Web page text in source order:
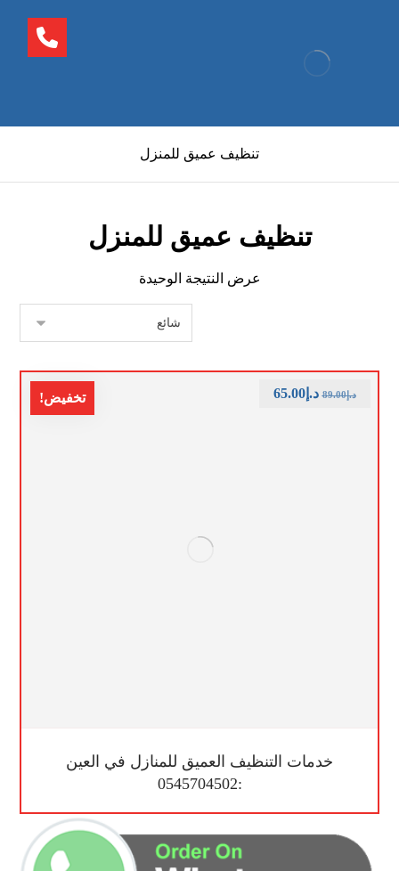
تنظيف عميق للمنزل
تنظيف عميق للمنزل
عرض النتيجة الوحيدة
تخفيض!
خدمات التنظيف العميق للمنازل في العين
:0545704502
د.إ89.00 د.إ65.00